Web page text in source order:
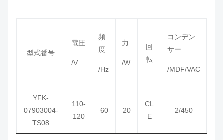
型式番号
電圧
/V
頻
度
/Hz
力
/W
回
転
コンデン
サー
/MDF/VAC
YFK-
07903004-
TS08
110-
120
60 20
CL
E
2/450